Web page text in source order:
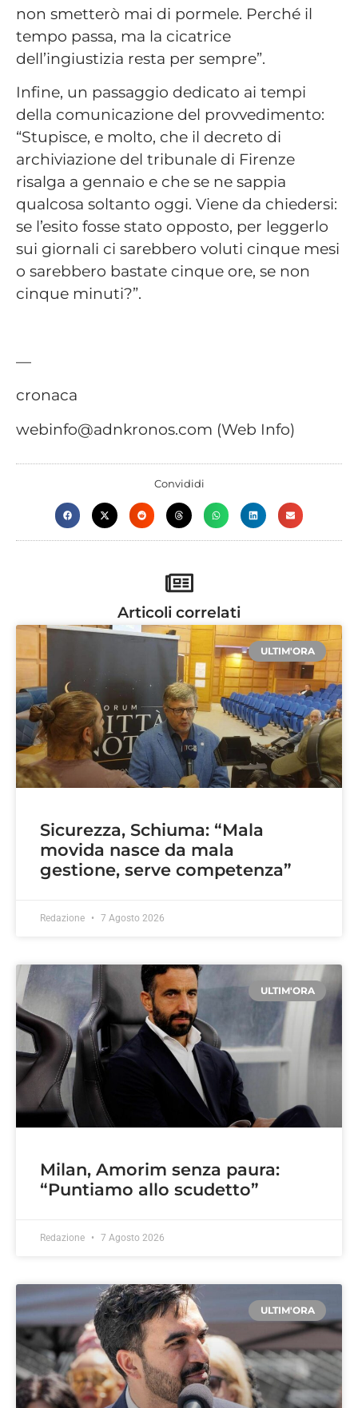
non smetterò mai di pormele. Perché il
tempo passa, ma la cicatrice
dell’ingiustizia resta per sempre”.
Infine, un passaggio dedicato ai tempi
della comunicazione del provvedimento:
“Stupisce, e molto, che il decreto di
archiviazione del tribunale di Firenze
risalga a gennaio e che se ne sappia
qualcosa soltanto oggi. Viene da chiedersi:
se l’esito fosse stato opposto, per leggerlo
sui giornali ci sarebbero voluti cinque mesi
o sarebbero bastate cinque ore, se non
cinque minuti?”.
—
cronaca
webinfo@adnkronos.com (Web Info)
Convididi
Articoli correlati
ULTIM'ORA
Sicurezza, Schiuma: “Mala
movida nasce da mala
gestione, serve competenza”
Redazione 7 Agosto 2026
ULTIM'ORA
Milan, Amorim senza paura:
“Puntiamo allo scudetto”
Redazione 7 Agosto 2026
ULTIM'ORA